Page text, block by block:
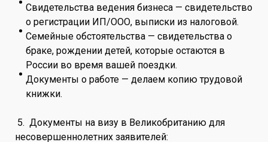
Свидетельства ведения бизнеса — свидетельство
о регистрации ИП/ООО, выписки из налоговой.
Семейные обстоятельства — свидетельства о
браке, рождении детей, которые остаются в
России во время вашей поездки.
Документы о работе — делаем копию трудовой
книжки.
5. Документы на визу в Великобританию для
несовершеннолетних заявителей: